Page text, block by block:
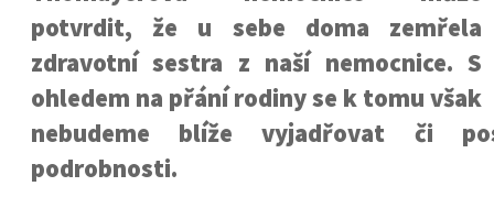
potvrdit, že u sebe doma zemřela
zdravotní sestra z naší nemocnice. S
ohledem na přání rodiny se k tomu však
nebudeme blíže vyjadřovat či
podrobnosti.